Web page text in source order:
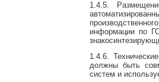
1.4.5.
информации по
1.4.6.
должны быть
систем и